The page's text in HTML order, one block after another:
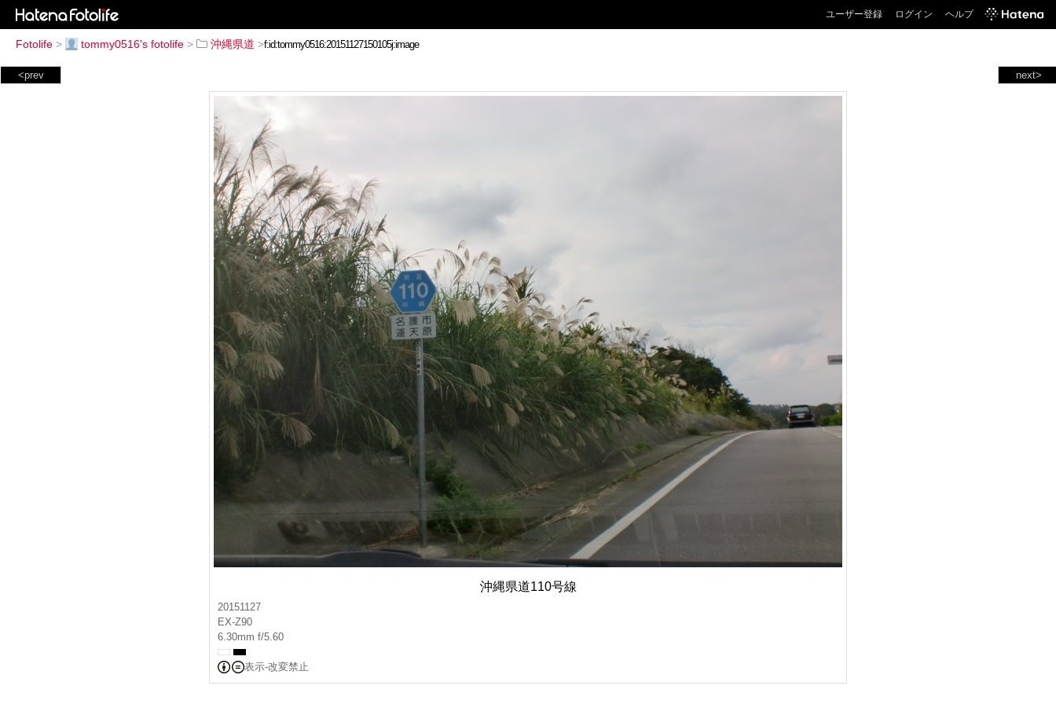
ユーザー登録 ログイン ヘルプ
Fotolife > tommy0516's fotolife > 沖縄県道 >
next>
<prev
沖縄県道110号線
20151127
EX-Z90
6.30mm f/5.60
表示-改変禁止